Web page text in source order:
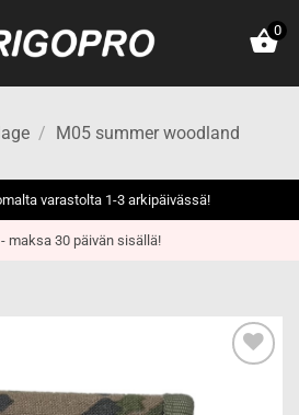
0
/ M05 summer woodland
varastolta 1-3 arkipäivässä!
maksa 30 päivän sisällä!